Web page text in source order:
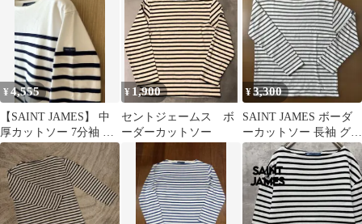
¥4,555
【SAINT JAMES】 中
厚カットソー 7分袖 ホ
ワイト×ネイビー US6
¥ 1,900
セントジェームス ボ
ーダーカットソー
¥3,300
SAINT JAMES ボーダ
ーカットソー 長袖 グレ
ー×ホワイト